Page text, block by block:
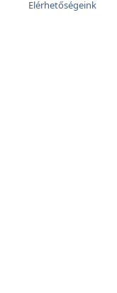
Elérhetőségeink